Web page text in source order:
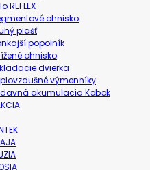
REFLEX
ohnisko
plašť
popolník
ohnisko
dvierka
výmenníky
akumulacia Kobok